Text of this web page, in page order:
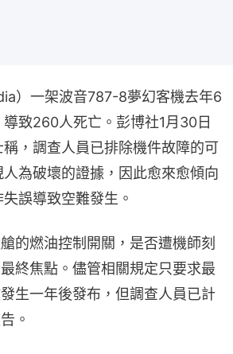
）一架波音787-8夢幻客機去年6
致260人死亡。彭博社1月30日
，調查人員已排除機件故障的可
為破壞的證據，因此愈來愈傾向
誤導致空難發生。
的燃油控制開關，是否遭機師刻
終焦點。儘管相關規定只要求最
生一年後發布，但調查人員已計
。